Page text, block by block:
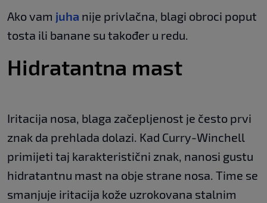
Ako vam juha nije privlačna, blagi obroci poput
tosta ili banane su također u redu.
Hidratantna mast
Iritacija nosa, blaga začepljenost je često prvi
znak da prehlada dolazi. Kad Curry-Winchell
primijeti taj karakteristični znak, nanosi gustu
hidratantnu mast na obje strane nosa. Time se
smanjuje iritacija kože uzrokovana stalnim